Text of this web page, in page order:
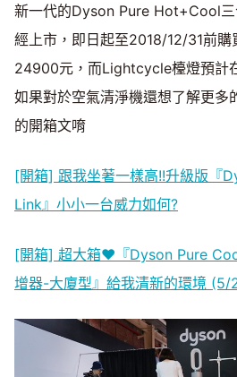
新一代的Dyson Pure Hot+Cool
經上市，即日起至2018/12/31前購
24900元，而Lightcycle檯燈預計
如果對於空氣清淨機還想了解更多
的開箱文唷
[開箱] 跟我坐著一樣高!!升級版『
Link』小小一台威力如何?
[開箱] 超大箱♥『Dyson Pure
增器-大廈型』給我清新的環境 (5/